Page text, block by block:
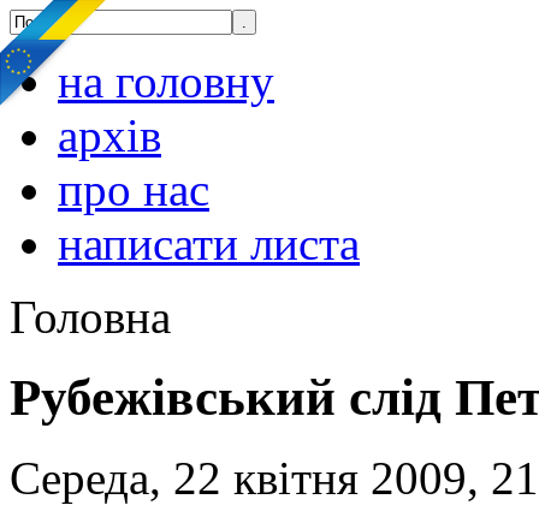
на головну
архів
про нас
написати листа
Головна
Рубежівський слід
Середа, 22 квітня 2009,